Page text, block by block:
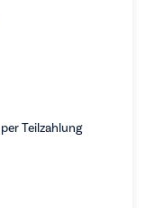
Teilzahlung